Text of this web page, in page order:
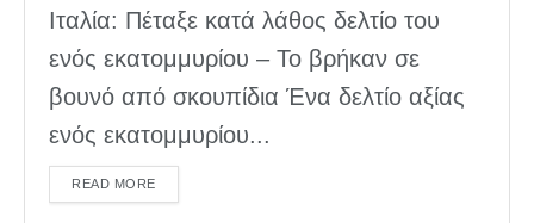
Ιταλία: Πέταξε κατά λάθος δελτίο του
ενός εκατομμυρίου – Το βρήκαν σε
βουνό από σκουπίδια Ένα δελτίο αξίας
ενός εκατομμυρίου...
READ MOREDETAILS